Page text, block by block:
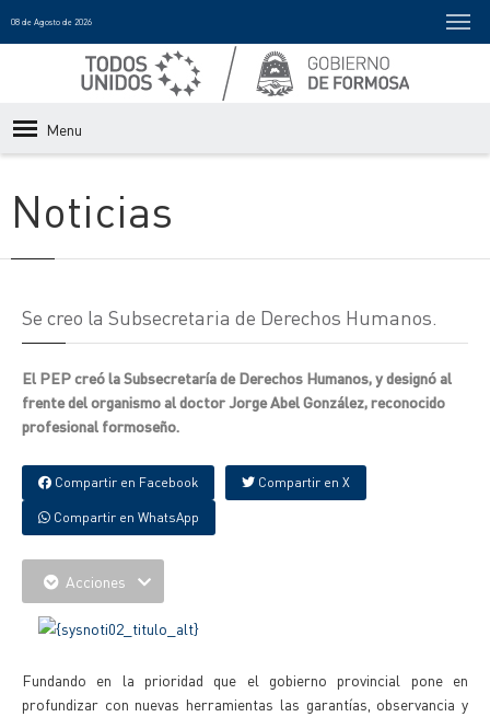
08 de Agosto de 2026
Menu
Noticias
Se creo la Subsecretaria de Derechos Humanos.
El PEP creó la Subsecretaría de Derechos Humanos, y designó al
frente del organismo al doctor Jorge Abel González, reconocido
profesional formoseño.
Compartir en Facebook Compartir en X
Compartir en WhatsApp
Acciones
Fundando en la prioridad que el gobierno provincial pone en
profundizar con nuevas herramientas las garantías, observancia y